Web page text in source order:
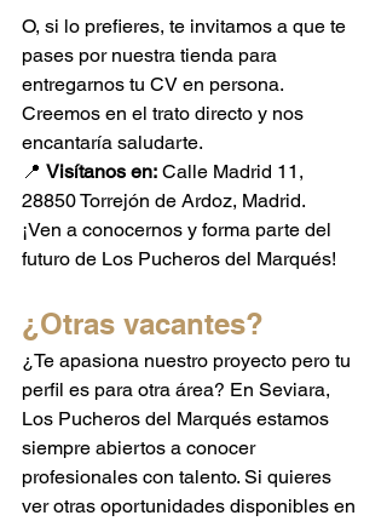
O, si lo prefieres, te invitamos a que te
pases por nuestra tienda para
entregarnos tu CV en persona.
Creemos en el trato directo y nos
encantaría saludarte.
📍 Visítanos en: Calle Madrid 11,
28850 Torrejón de Ardoz, Madrid.
¡Ven a conocernos y forma parte del
futuro de Los Pucheros del Marqués!
¿Otras vacantes?
¿Te apasiona nuestro proyecto pero tu
perfil es para otra área? En Seviara,
Los Pucheros del Marqués estamos
siempre abiertos a conocer
profesionales con talento. Si quieres
ver otras oportunidades disponibles en